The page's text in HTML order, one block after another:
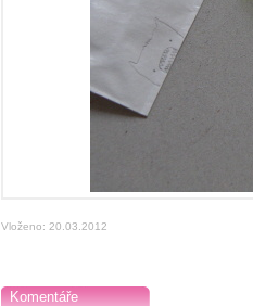
Vloženo: 20.03.2012
Komentáře